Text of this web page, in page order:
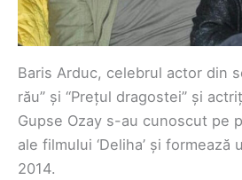
Baris Arduc, celebrul actor din
rău” și “Prețul dragostei” și
Gupse Ozay s-au cunoscut pe
ale filmului ‘Deliha’ și formează
2014.